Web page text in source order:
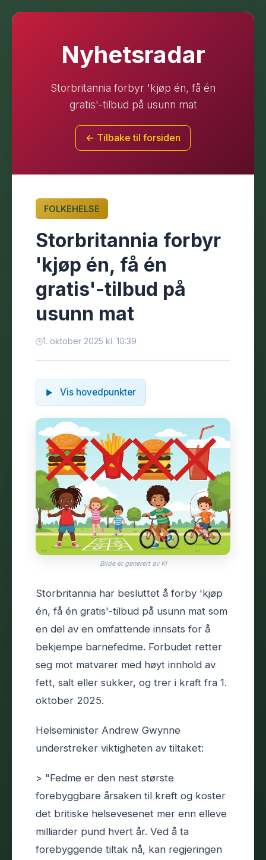
Nyhetsradar
Storbritannia forbyr 'kjøp én, få én
gratis'-tilbud på usunn mat
← Tilbake til forsiden
FOLKEHELSE
Storbritannia forbyr
'kjøp én, få én
gratis'-tilbud på
usunn mat
1. oktober 2025 kl. 10:39
Vis hovedpunkter
Bilde er generert av KI
Storbritannia har besluttet å forby 'kjøp
én, få én gratis'-tilbud på usunn mat som
en del av en omfattende innsats for å
bekjempe barnefedme. Forbudet retter
seg mot matvarer med høyt innhold av
fett, salt eller sukker, og trer i kraft fra 1.
oktober 2025.
Helseminister Andrew Gwynne
understreker viktigheten av tiltaket:
> "Fedme er den nest største
forebyggbare årsaken til kreft og koster
det britiske helsevesenet mer enn elleve
milliarder pund hvert år. Ved å ta
forebyggende tiltak nå, kan regjeringen